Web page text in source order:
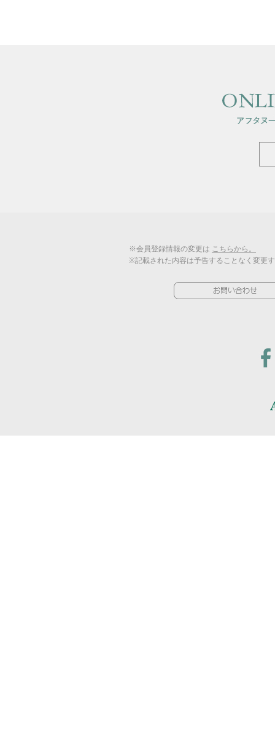
※会員登録情報の変更は こちらから。
※記載された内容は予告することなく変更